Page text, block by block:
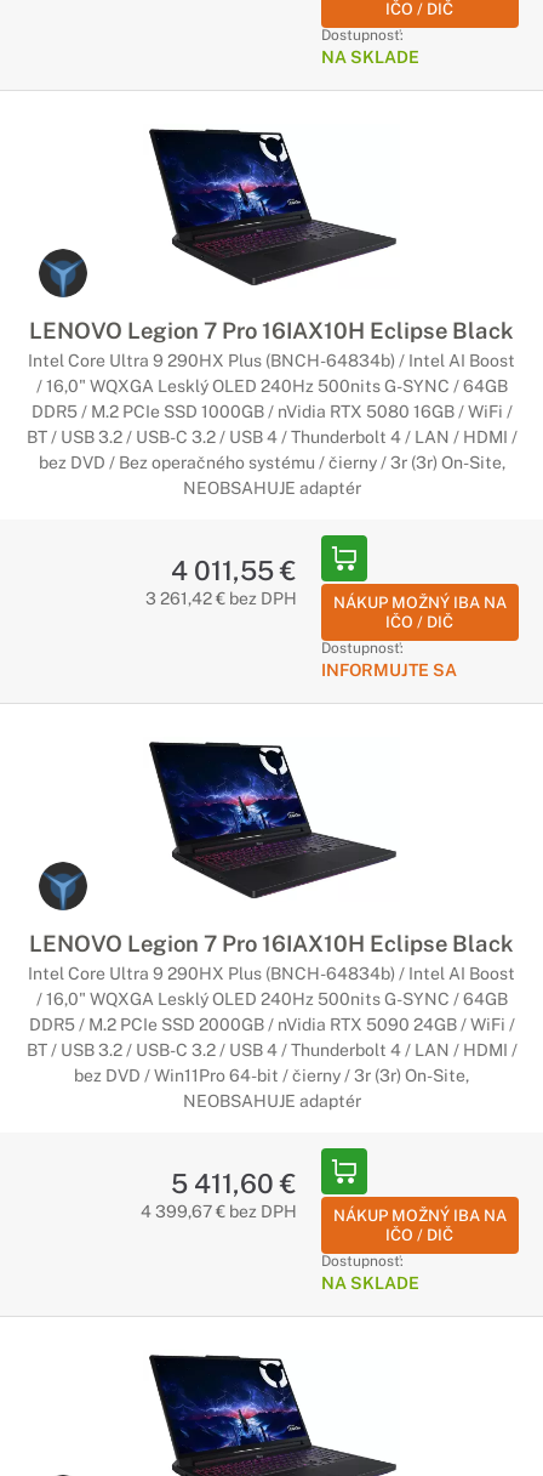
IČO / DIČ
Dostupnosť:
NA SKLADE
LENOVO Legion 7 Pro 16IAX10H Eclipse Black
Intel Core Ultra 9 290HX Plus (BNCH-64834b) / Intel AI Boost
/ 16,0" WQXGA Lesklý OLED 240Hz 500nits G-SYNC / 64GB
DDR5 / M.2 PCIe SSD 1000GB / nVidia RTX 5080 16GB / WiFi /
BT / USB 3.2 / USB-C 3.2 / USB 4 / Thunderbolt 4 / LAN / HDMI /
bez DVD / Bez operačného systému / čierny / 3r (3r) On-Site,
NEOBSAHUJE adaptér
4 011,55 €
3 261,42 € bez DPH
NÁKUP MOŽNÝ IBA NA
IČO / DIČ
Dostupnosť:
INFORMUJTE SA
LENOVO Legion 7 Pro 16IAX10H Eclipse Black
Intel Core Ultra 9 290HX Plus (BNCH-64834b) / Intel AI Boost
/ 16,0" WQXGA Lesklý OLED 240Hz 500nits G-SYNC / 64GB
DDR5 / M.2 PCIe SSD 2000GB / nVidia RTX 5090 24GB / WiFi /
BT / USB 3.2 / USB-C 3.2 / USB 4 / Thunderbolt 4 / LAN / HDMI /
bez DVD / Win11Pro 64-bit / čierny / 3r (3r) On-Site,
NEOBSAHUJE adaptér
5 411,60 €
4 399,67 € bez DPH
NÁKUP MOŽNÝ IBA NA
IČO / DIČ
Dostupnosť:
NA SKLADE